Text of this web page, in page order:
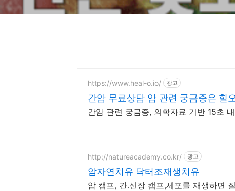
https://www.heal-o.io/ 광고
간암 무료상담 암 관련 궁금증은 힐
간암 관련 궁금증, 의학자료 기반 15초
http://natureacademy.co.kr/ 광고
암자연치유 닥터조재생치유
암 캠프, 간.신장 캠프,세포를 재생하면